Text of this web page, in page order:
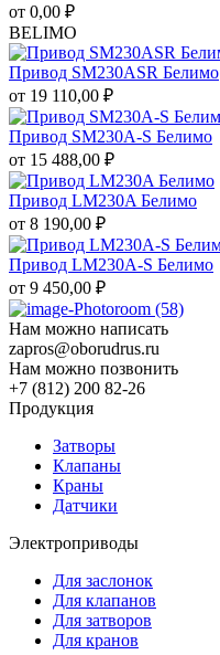
от 0,00 ₽
BELIMO
Привод SM230ASR Белимо
от 19 110,00 ₽
Привод SM230A-S Белимо
от 15 488,00 ₽
Привод LM230A Белимо
от 8 190,00 ₽
Привод LM230A-S Белимо
от 9 450,00 ₽
Нам можно написать
zapros@oborudrus.ru
Нам можно позвонить
+7 (812) 200 82-26
Продукция
Затворы
Клапаны
Краны
Датчики
Электроприводы
Для заслонок
Для клапанов
Для затворов
Для кранов